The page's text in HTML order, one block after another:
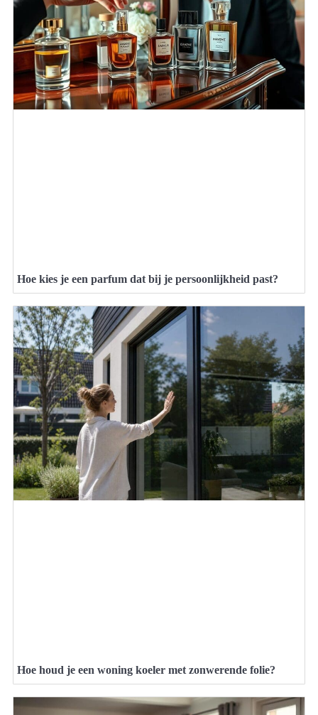
Hoe kies je een parfum dat bij je persoonlijkheid past?
Hoe houd je een woning koeler met zonwerende folie?